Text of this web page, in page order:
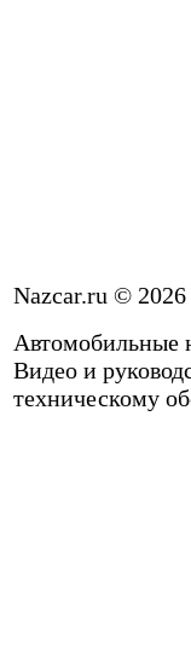
Nazcar.ru © 2026
Автомобильные
Видео и
техническому